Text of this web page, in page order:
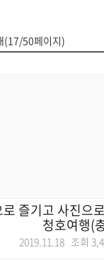
(17/50페이지)
로 즐기고 사진으
청호여행(
2019.11.18 조회